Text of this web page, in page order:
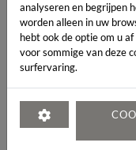
LENGTE:*
MAAT:*
Heeft u een vraag over
analyseren en begrijpen
worden alleen in uw
hebt ook de optie om u
voor sommige van deze
surfervaring.